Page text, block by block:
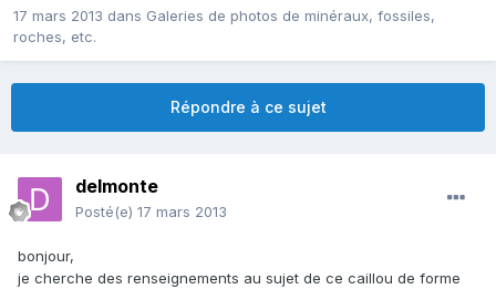
17 mars 2013 dans Galeries de photos de minéraux, fossiles,
roches, etc.
Répondre à ce sujet
delmonte
Posté(e) 17 mars 2013
bonjour,
je cherche des renseignements au sujet de ce caillou de forme